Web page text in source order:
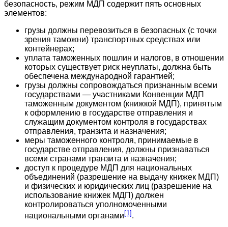
безопасность, режим МДП содержит пять основных
элементов:
грузы должны перевозиться в безопасных (с точки
зрения таможни) транспортных средствах или
контейнерах;
уплата таможенных пошлин и налогов, в отношении
которых существует риск неуплаты, должна быть
обеспечена международной гарантией;
грузы должны сопровождаться признанным всеми
государствами — участниками Конвенции МДП
таможенным документом (книжкой МДП), принятым
к оформлению в государстве отправления и
служащим документом контроля в государствах
отправления, транзита и назначения;
меры таможенного контроля, принимаемые в
государстве отправления, должны признаваться
всеми странами транзита и назначения;
доступ к процедуре МДП для национальных
объединений (разрешение на выдачу книжек МДП)
и физических и юридических лиц (разрешение на
использование книжек МДП) должен
контролироваться уполномоченными
национальными органами[1].